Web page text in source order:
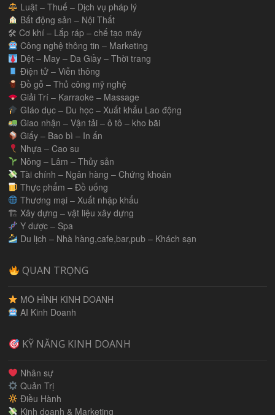
Luật – Thuế – Dịch vụ pháp lý
Bất động sản – Nội Thất
🛠 Cơ khí – Lắp ráp – chế tạo máy
Công nghệ thông tin – Marketing
Dệt – May – Da Giầy – Thời trang
Điện tử – Viễn thông
Đồ gỗ – Thủ công mỹ nghệ
Giải Trí – Karraoke – Massage
GIáo dục – Du học – Xuất khẩu Lao động
Giao nhận – Vận tải – ô tô – kho bãi
Giấy – Bao bì – In ấn
Nhựa – Cao su
Nông – Lâm – Thủy sản
Tài chính – Ngân hàng – Chứng khoán
Thực phẩm – Đồ uống
Thương mại – Xuất nhập khẩu
🏗 Xây dựng – vật liệu xây dựng
Y dược – Spa
Du lịch – Nhà hàng,cafe,bar,pub – Khách sạn
QUAN TRỌNG
MÔ HÌNH KINH DOANH
AI Kinh Doanh
KỸ NĂNG KINH DOANH
Nhân sự
Quản Trị
Điều Hành
Kinh doanh & Marketing